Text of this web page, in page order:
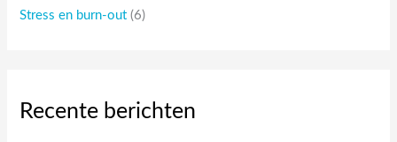
Stress en burn-out (6)
Recente berichten